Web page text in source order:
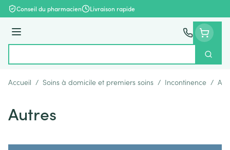
Aller au contenu
Conseil du pharmacien Livraison rapide
Menu
Accueil / Soins à domicile et premiers soins / Incontinence /
Autres